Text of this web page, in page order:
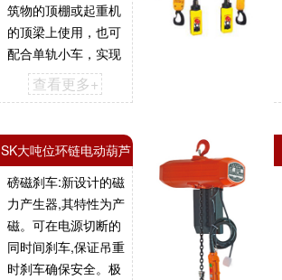
筑物的顶棚或起重机
的顶梁上使用，也可
配合单轨小车，实现
左右行走提升重物的
功能。...
查看更多+
SK大吨位环链电动葫芦
磅磁刹车:新设计的磁
力产生器,其特性为产
磁。可在电源切断的
同时间刹车,保证吊重
时刹车确保安全。极